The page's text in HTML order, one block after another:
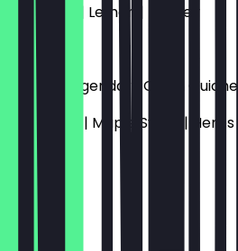
Artichoke | Lemon | Parsley
Ludvig’s Legendary Onion Quiche
Balsamico | Maple Syrup | Herbs
€ 15,00